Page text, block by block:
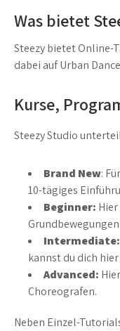
Was bietet
Steezy bietet Online-
dabei auf Urban
Kurse,
Steezy Studio
Brand New:
10-tägiges
Beginner:
Intermediate:
kannst du dich
Advanced:
Choreografen.
Neben Einzel-